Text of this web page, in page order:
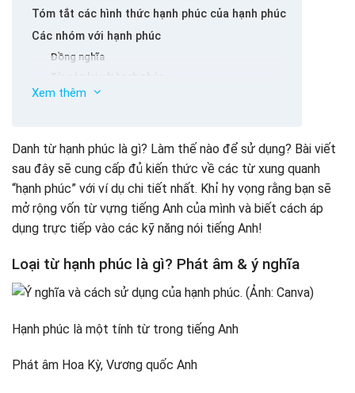
Tóm tắt các hình thức hạnh phúc của hạnh phúc
Các nhóm với hạnh phúc
Đồng nghĩa
Những cụm từ phổ biến với hạnh phúc
Xem thêm
Danh từ hạnh phúc là gì? Làm thế nào để sử dụng? Bài viết
sau đây sẽ cung cấp đủ kiến thức về các từ xung quanh
“hạnh phúc” với ví dụ chi tiết nhất. Khỉ hy vọng rằng bạn sẽ
mở rộng vốn từ vựng tiếng Anh của mình và biết cách áp
dụng trực tiếp vào các kỹ năng nói tiếng Anh!
Loại từ hạnh phúc là gì? Phát âm & ý nghĩa
Hạnh phúc là một tính từ trong tiếng Anh
Phát âm Hoa Kỳ, Vương quốc Anh